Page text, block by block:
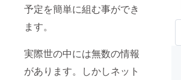
予定を簡単に組む事ができ
ます。
実際世の中には無数の情報
があります。しかしネット